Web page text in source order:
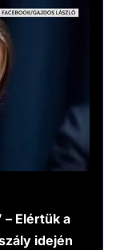
Elértük a
idején